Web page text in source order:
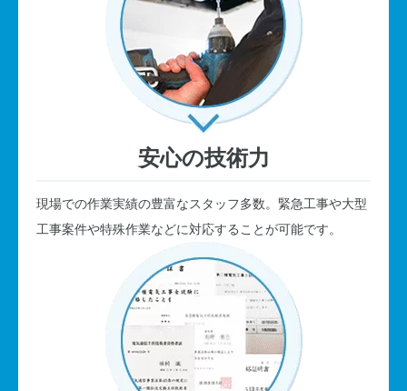
安心の技術力
現場での作業実績の豊富なスタッフ多数。緊急工事や大型
工事案件や特殊作業などに対応することが可能です。